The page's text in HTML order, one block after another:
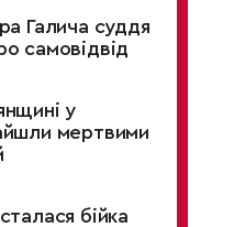
Галича суддя
самовідвід
у
мертвими
бійка